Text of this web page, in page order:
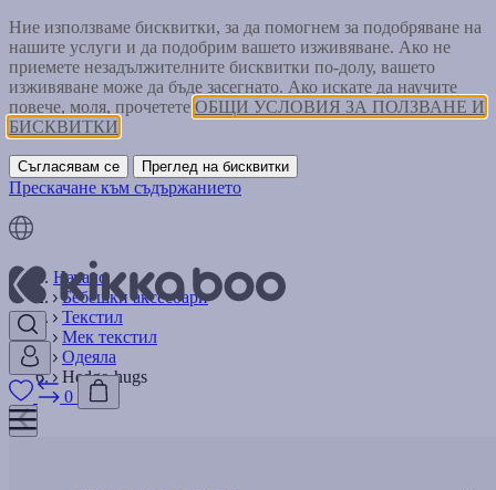
Ние използваме бисквитки, за да помогнем за подобряване на
нашите услуги и да подобрим вашето изживяване. Ако не
приемете незадължителните бисквитки по-долу, вашето
изживяване може да бъде засегнато. Ако искате да научите
повече, моля, прочетете ОБЩИ УСЛОВИЯ ЗА ПОЛЗВАНЕ И
БИСКВИТКИ
Съгласявам се Преглед на бисквитки
Прескачане към съдържанието
0
Начало
Бебешки аксесоари
Текстил
Мек текстил
Одеяла
Hedge-hugs